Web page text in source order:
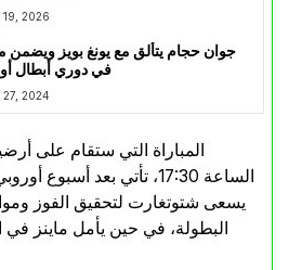
19, 2026
جوان حجام يتألق مع يونغ بويز ويضمن
في دوري أبطال
27, 2024
المباراة التي ستقام على
الساعة 17:30، تأتي بعد
يسعى شتوتغارت لتحقيق الفوز
البطولة، في حين يأمل ماينز في